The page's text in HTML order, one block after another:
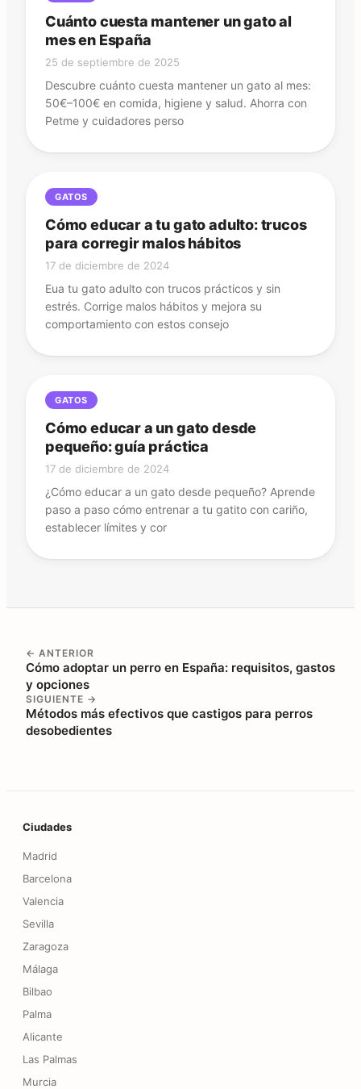
Cuánto cuesta mantener un gato al
mes en España
25 de septiembre de 2025
Descubre cuánto cuesta mantener un gato al mes:
50€–100€ en comida, higiene y salud. Ahorra con
Petme y cuidadores perso
GATOS
Cómo educar a tu gato adulto: trucos
para corregir malos hábitos
17 de diciembre de 2024
Eua tu gato adulto con trucos prácticos y sin
estrés. Corrige malos hábitos y mejora su
comportamiento con estos consejo
GATOS
Cómo educar a un gato desde
pequeño: guía práctica
17 de diciembre de 2024
¿Cómo educar a un gato desde pequeño? Aprende
paso a paso cómo entrenar a tu gatito con cariño,
establecer límites y cor
← ANTERIOR
Cómo adoptar un perro en España: requisitos, gastos
y opciones
SIGUIENTE →
Métodos más efectivos que castigos para perros
desobedientes
Pie de página
Ciudades
Madrid
Barcelona
Valencia
Sevilla
Zaragoza
Málaga
Bilbao
Palma
Alicante
Las Palmas
Murcia